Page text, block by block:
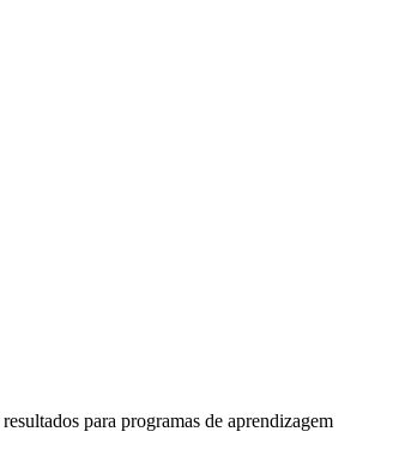
para programas de aprendizagem